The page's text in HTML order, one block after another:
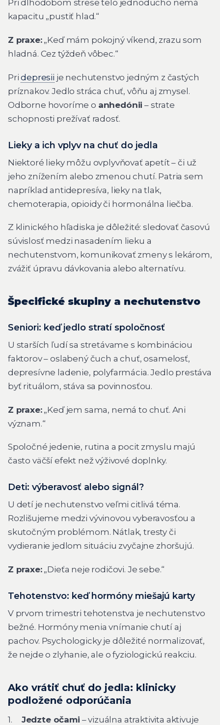
Pri dlhodobom strese telo jednoducho nemá
kapacitu „pustiť hlad.“
Z praxe:„Keď mám pokojný víkend, zrazu som
hladná. Cez týždeň vôbec.“
Pridepresii je nechutenstvo jedným z častých
príznakov. Jedlo stráca chuť, vôňu aj zmysel.
Odborne hovoríme o anhedónii – strate
schopnosti prežívať radosť.
Lieky a ich vplyv na chuť do jedla
Niektoré lieky môžu ovplyvňovať apetít – či už
jeho znížením alebo zmenou chutí. Patria sem
napríklad antidepresíva, lieky na tlak,
chemoterapia, opioidy či hormonálna liečba.
Z klinického hľadiska je dôležité: sledovať časovú
súvislosť medzi nasadením lieku a
nechutenstvom, komunikovať zmeny s lekárom,
zvážiť úpravu dávkovania alebo alternatívu.
Špecifické skupiny a nechutenstvo
Seniori: keď jedlo stratí spoločnosť
U starších ľudí sa stretávame s kombináciou
faktorov – oslabený čuch a chuť, osamelosť,
depresívne ladenie, polyfarmácia. Jedlo prestáva
byť rituálom, stáva sa povinnosťou.
Z praxe:„Keď jem sama, nemá to chuť. Ani
význam.“
Spoločné jedenie, rutina a pocit zmyslu majú
často väčší efekt než výživové doplnky.
Deti: výberavosť alebo signál?
U detí je nechutenstvo veľmi citlivá téma.
Rozlišujeme medzi vývinovou vyberavosťou a
skutočným problémom. Nátlak, tresty či
vydieranie jedlom situáciu zvyčajne zhoršujú.
Z praxe:„Dieťa neje rodičovi. Je sebe.“
Tehotenstvo: keď hormóny miešajú karty
V prvom trimestri tehotenstva je nechutenstvo
bežné. Hormóny menia vnímanie chutí aj
pachov. Psychologicky je dôležité normalizovať,
že nejde o zlyhanie, ale o fyziologickú reakciu.
Ako vrátiť chuť do jedla: klinicky
podložené odporúčania
1. Jedzte očami – vizuálna atraktivita aktivuje